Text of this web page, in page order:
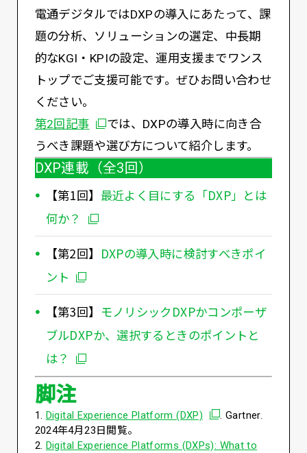
電通デジタルではDXPの導入にあたって、課
題の分析、ソリューションの選定、中長期
的なKGI・KPIの設定、運用支援までワンス
トップでご支援可能です。ぜひお問い合わせ
ください。
第2回記事別ウィンドウで開く
では、DXPの導入時に向き合
うべき課題や選び方について紹介します。
DXP連載（全3回）
【第1回】 最近よく目にする「DXP」とは
何か？
【第2回】 DXPの導入時に検討すべきポイ
ント
【第3回】 モノリシックDXPかコンポーザ
ブルDXPか、選択するときのポイントと
は？
脚注
1. Digital Experience Platform (DXP) 別ウィンドウで開く
. Gartner.
2024年4月23日閲覧。
2. Digital Experience Platforms (DXPs): What to